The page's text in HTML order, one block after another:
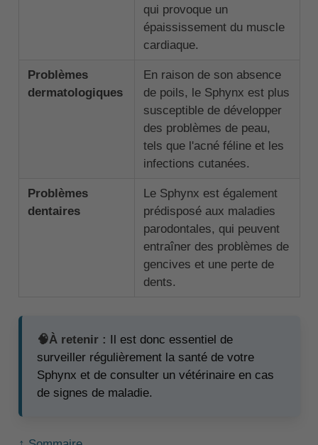
qui provoque un
épaississement du muscle
cardiaque.
Problèmes
dermatologiques
En raison de son absence
de poils, le Sphynx est plus
susceptible de développer
des problèmes de peau,
tels que l'acné féline et les
infections cutanées.
Problèmes
dentaires
Le Sphynx est également
prédisposé aux maladies
parodontales, qui peuvent
entraîner des problèmes de
gencives et une perte de
dents.
🧠À retenir : Il est donc essentiel de
surveiller régulièrement la santé de votre
Sphynx et de consulter un vétérinaire en cas
de signes de maladie.